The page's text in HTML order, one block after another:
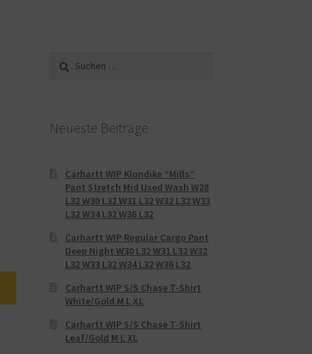
nach:
Neueste Beiträge
Carhartt WIP Klondike “Mills“
Pant Stretch Mid Used Wash W28
L32 W30 L32 W31 L32 W32 L32 W33
L32 W34 L32 W36 L32
Carhartt WIP Regular Cargo Pant
Deep Night W30 L32 W31 L32 W32
L32 W33 L32 W34 L32 W36 L32
Carhartt WIP S/S Chase T-Shirt
White/Gold M L XL
Carhartt WIP S/S Chase T-Shirt
Leaf/Gold M L XL